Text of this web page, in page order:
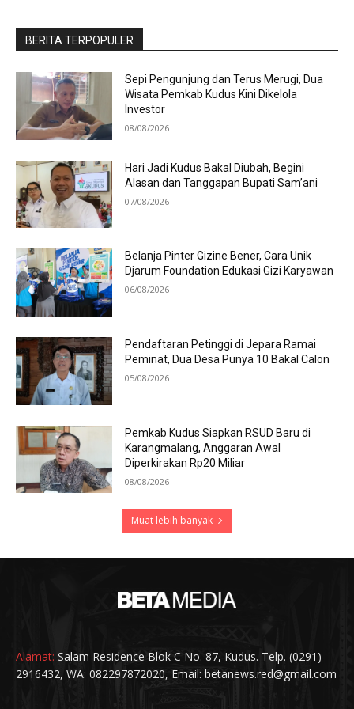
BERITA TERPOPULER
Sepi Pengunjung dan Terus Merugi, Dua
Wisata Pemkab Kudus Kini Dikelola
Investor
08/08/2026
Hari Jadi Kudus Bakal Diubah, Begini
Alasan dan Tanggapan Bupati Sam’ani
07/08/2026
Belanja Pinter Gizine Bener, Cara Unik
Djarum Foundation Edukasi Gizi Karyawan
06/08/2026
Pendaftaran Petinggi di Jepara Ramai
Peminat, Dua Desa Punya 10 Bakal Calon
05/08/2026
Pemkab Kudus Siapkan RSUD Baru di
Karangmalang, Anggaran Awal
Diperkirakan Rp20 Miliar
08/08/2026
Muat lebih banyak
Alamat: Salam Residence Blok C No. 87, Kudus. Telp. (0291)
2916432, WA: 082297872020, Email: betanews.red@gmail.com